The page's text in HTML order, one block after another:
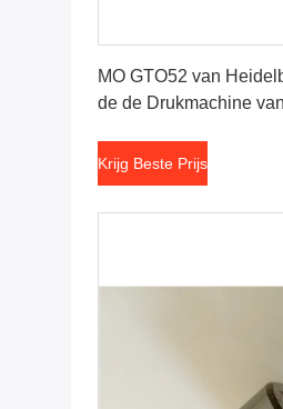
MO GTO52 van
de de Drukmachine
Krijg Beste Prijs